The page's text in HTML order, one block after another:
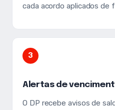
cada acordo aplicados de
3
Alertas de
O DP recebe avisos de